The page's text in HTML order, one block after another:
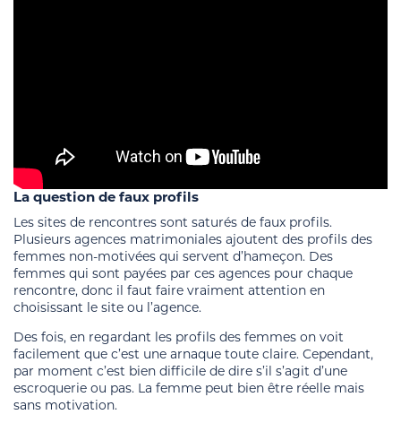
La question de faux profils
Les sites de rencontres sont saturés de faux profils.
Plusieurs agences matrimoniales ajoutent des profils des
femmes non-motivées qui servent d’hameçon. Des
femmes qui sont payées par ces agences pour chaque
rencontre, donc il faut faire vraiment attention en
choisissant le site ou l’agence.
Des fois, en regardant les profils des femmes on voit
facilement que c’est une arnaque toute claire. Cependant,
par moment c’est bien difficile de dire s’il s’agit d’une
escroquerie ou pas. La femme peut bien être réelle mais
sans motivation.